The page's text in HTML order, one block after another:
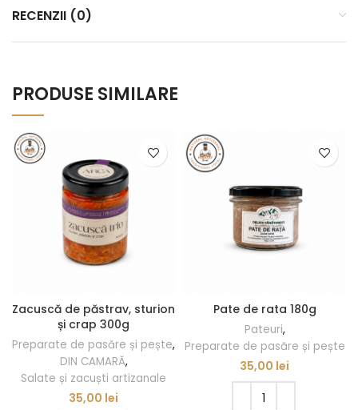
RECENZII (0)
PRODUSE SIMILARE
Zacuscă de păstrav, sturion
și crap 300g
Preparate de pasăre și pește,
DIN CAMARĂ,
Salate și zacuști artizanale
35,00 lei
Pate de rata 180g
Pateuri,
Preparate de pasăre și pește
35,00 lei